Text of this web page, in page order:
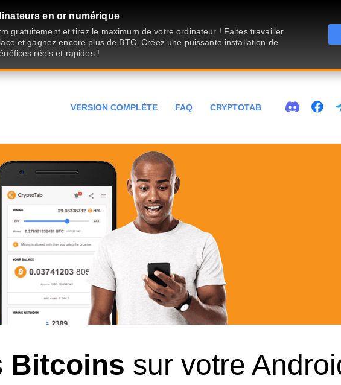
en or numérique
gratuitement et tirez le maximum de votre ordinateur ! Faites travailler
et gagnez encore plus de BTC. Créez une puissante installation de
réels et rapides !
VERSION COMPLÈTE FAQ CRYPTOTAB
Bitcoins sur votre